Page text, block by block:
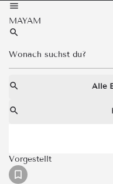
MAYAM
Alle
Vorgestellt